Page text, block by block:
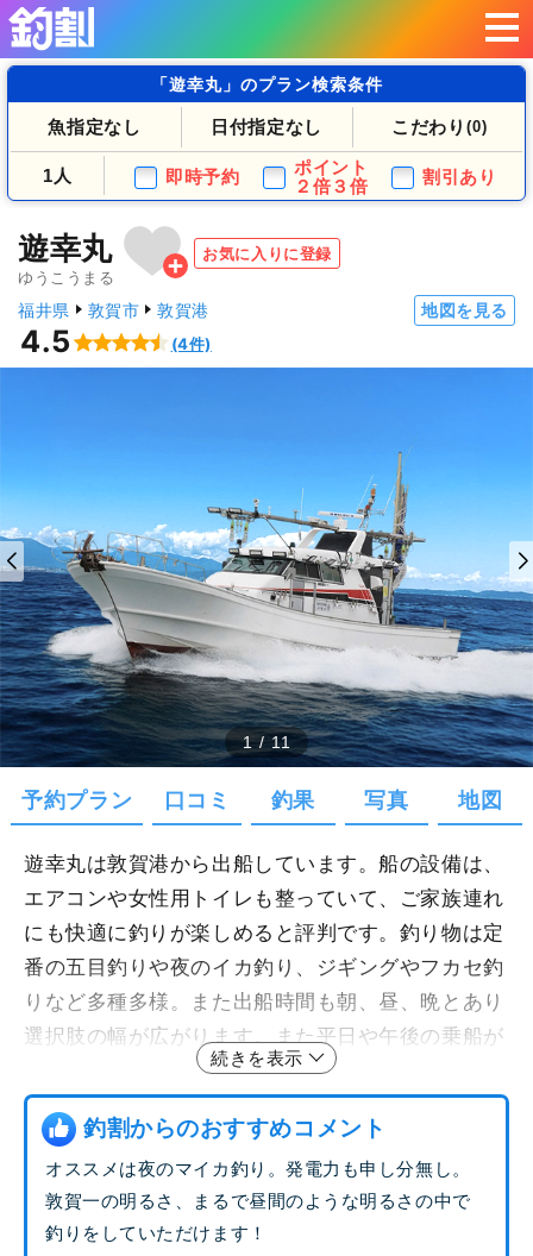
「遊幸丸」のプラン検索条件
魚指定なし 日付指定なし こだわり (0)
1人 即時予約
ポイント
２倍３倍
割引あり
遊幸丸
ゆうこうまる
お気に入りに登録
福井県 敦賀市 敦賀港 地図を見る
4.5 (4件)
1/ 11
予約プラン 口コミ 釣果 写真 地図
遊幸丸は敦賀港から出船しています。船の設備は、
エアコンや女性用トイレも整っていて、ご家族連れ
にも快適に釣りが楽しめると評判です。釣り物は定
番の五目釣りや夜のイカ釣り、ジギングやフカセ釣
りなど多種多様。また出船時間も朝、昼、晩とあり
選択肢の幅が広がります。また平日や午後の乗船が
お得の特別プランもご用意。そして毎年6月から8月
だけ解禁となる釣り場「玄達瀬」にもお連れいたし
ますよ☆本格的な日本海の釣りを手軽に楽しませて
くれる遊幸丸。初心者の方も大歓迎の釣り船なの
で、どなた様もお気軽にご利用ください！
続きを表示
釣割からのおすすめコメント
オススメは夜のマイカ釣り。発電力も申し分無し。
敦賀一の明るさ、まるで昼間のような明るさの中で
釣りをしていただけます！